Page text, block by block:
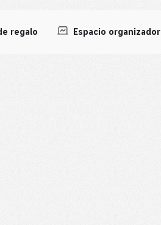
regalo Espacio organizador